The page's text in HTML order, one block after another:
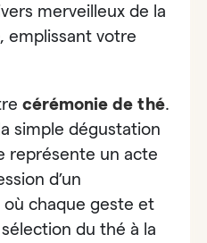
merveilleux de la
emplissant votre
cérémonie de thé.
simple dégustation
représente un acte
d’un
chaque geste et
du thé à la